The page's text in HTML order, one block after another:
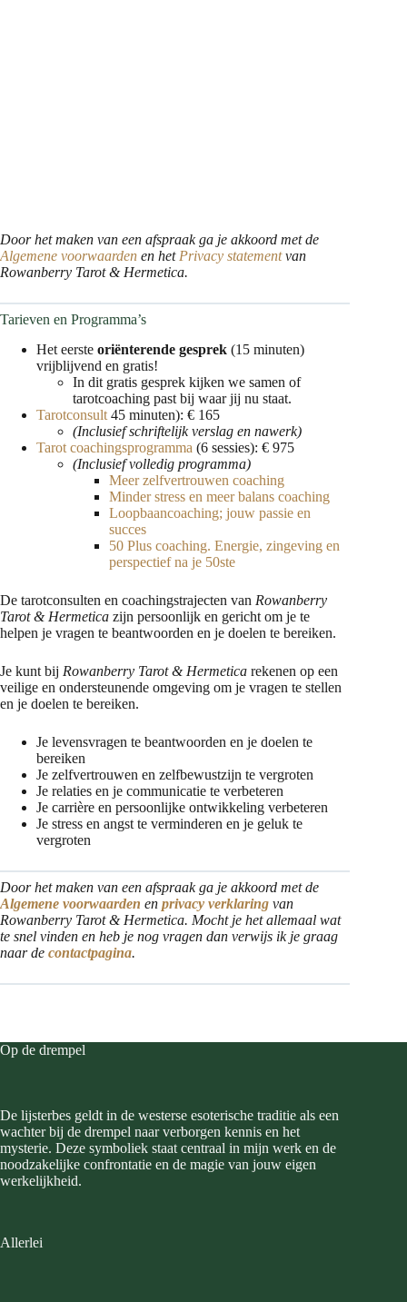
Door het maken van een afspraak ga je akkoord met de
Algemene voorwaarden en het Privacy statementvan
Rowanberry Tarot & Hermetica.
Tarieven en Programma’s
Het eerste oriënterende gesprek (15 minuten)
vrijblijvend en gratis!
In dit gratis gesprek kijken we samen of
tarotcoaching past bij waar jij nu staat.
Tarotconsult 45 minuten): € 165
(Inclusief schriftelijk verslag en nawerk)
Tarot coachingsprogramma (6 sessies): € 975
(Inclusief volledig programma)
Meer zelfvertrouwen coaching
Minder stress en meer balans coaching
Loopbaancoaching; jouw passie en
succes
50 Plus coaching. Energie, zingeving en
perspectief na je 50ste
De tarotconsulten en coachingstrajecten van Rowanberry
Tarot & Hermetica zijn persoonlijk en gericht om je te
helpen je vragen te beantwoorden en je doelen te bereiken.
Je kunt bij Rowanberry Tarot & Hermetica rekenen op een
veilige en ondersteunende omgeving om je vragen te stellen
en je doelen te bereiken.
Je levensvragen te beantwoorden en je doelen te
bereiken
Je zelfvertrouwen en zelfbewustzijn te vergroten
Je relaties en je communicatie te verbeteren
Je carrière en persoonlijke ontwikkeling verbeteren
Je stress en angst te verminderen en je geluk te
vergroten
Door het maken van een afspraak ga je akkoord met de
Algemene voorwaarden en privacy verklaring van
Rowanberry Tarot & Hermetica. Mocht je het allemaal wat
te snel vinden en heb je nog vragen dan verwijs ik je graag
naar de contactpagina.
Op de drempel
De lijsterbes geldt in de westerse esoterische traditie als een
wachter bij de drempel naar verborgen kennis en het
mysterie. Deze symboliek staat centraal in mijn werk en de
noodzakelijke confrontatie en de magie van jouw eigen
werkelijkheid.
Allerlei